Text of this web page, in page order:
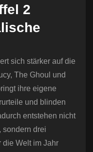
2
sich stärker auf die
The Ghoul und
ihre eigene
und blinden
entstehen nicht
sondern drei
die Welt im Jahr